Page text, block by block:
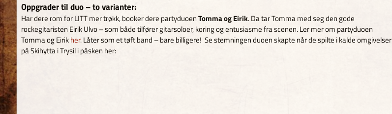
Oppgrader til duo – to varianter:
Har dere rom for LITT mer trøkk, booker dere partyduoenTomma og Eirik. Da tar Tomma med seg den gode
rockegitaristen Eirik Ulvo – som både tilfører gitarsoloer, koring og entusiasme fra scenen. Ler mer om partyduoen
Tomma og Eirikher. Låter som et tøft band – bare billigere! Se stemningen duoen skapte når de spilte i kalde omgivelser
på Skihytta i Trysil i påsken her: